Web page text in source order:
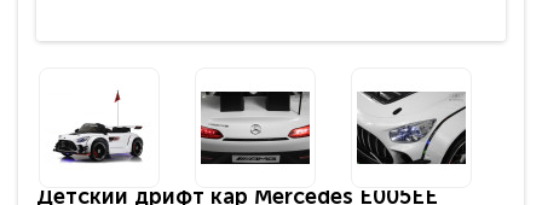
Детский дрифт кар Mercedes E005EE